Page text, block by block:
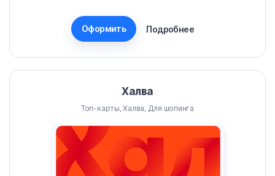
Оформить Подробнее
Халва
Топ-карты, Халва, Для шопинга